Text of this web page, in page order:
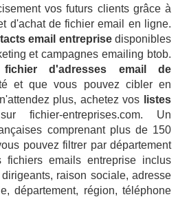
vos futurs clients grâce à
d'achat de fichier email en ligne.
email entreprisedisponibles
et campagnes emailing btob.
d'adresses email de
et que vous pouvez cibler en
plus, achetez vos
listes
fichier-entreprises.com. Un
comprenant plus de 150
pouvez filtrer par département
emails entreprise inclus
raison sociale, adresse
département, région, téléphone